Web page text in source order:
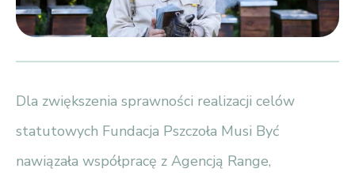
Dla zwiększenia sprawności realizacji celów
statutowych Fundacja Pszczoła Musi Być
nawiązała współpracę z Agencją Range,